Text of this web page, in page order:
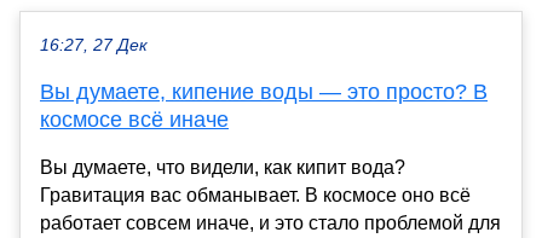
16:27, 27 Дек
Вы думаете, кипение воды — это просто? В
космосе всё иначе
Вы думаете, что видели, как кипит вода?
Гравитация вас обманывает. В космосе оно всё
работает совсем иначе, и это стало проблемой для